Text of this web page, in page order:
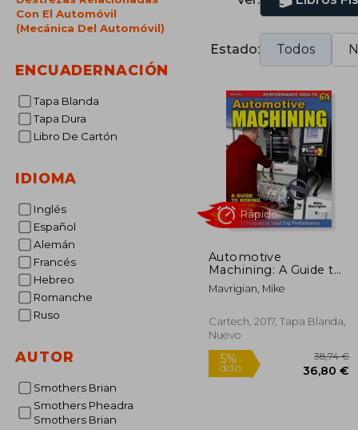
Con El Automóvil
(Mecánica Del Automóvil)
ENCUADERNACIÓN
Tapa Blanda
Tapa Dura
Libro De Cartón
IDIOMA
Inglés
Español
Alemán
Francés
Hebreo
Romanche
Ruso
AUTOR
Smothers Brian
Smothers Pheadra
Smothers Brian
Estado: Todos
Automotive
Machining: A Guide to
Boring, Decking,
Honing & More (en
Mavrigian, Mike
Cartech, 2017, Tapa Blanda,
Nuevo
Rápido